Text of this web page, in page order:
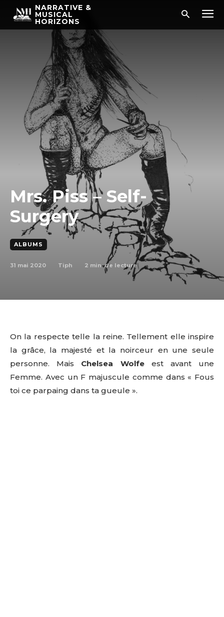
NARRATIVE &
MUSICAL
HORIZONS
Mrs. Piss – Self​-​
Surgery
ALBUMS
31 mai 2020 Tiph 2 min. de lecture
On la respecte telle la reine. Tellement elle inspire
la grâce, la majesté et la noirceur en une seule
personne. Mais Chelsea Wolfeest avant une
Femme. Avec un F majuscule comme dans « Fous
toi ce parpaing dans ta gueule ».